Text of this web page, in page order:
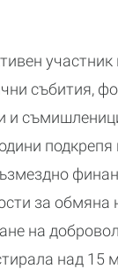
събития,
и
за обмяна
на
над 15